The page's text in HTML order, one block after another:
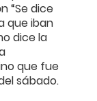
“Se dice
que iban
dice la
que fue
sábado.